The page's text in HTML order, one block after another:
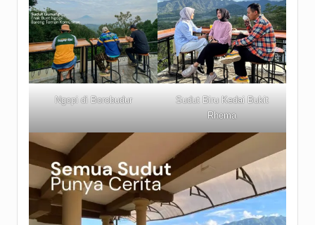
Ngopi di Borobudur
Sudut Biru Kedai Bukit
Rhema